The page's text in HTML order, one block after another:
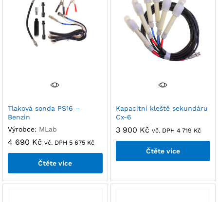
Tlaková sonda PS16 –
Benzin
Výrobce: MLab
4 690 Kč vč. DPH 5 675 Kč
Čtěte více
Kapacitní kleště sekundáru
Cx-6
3 900 Kč vč. DPH 4 719 Kč
Čtěte více